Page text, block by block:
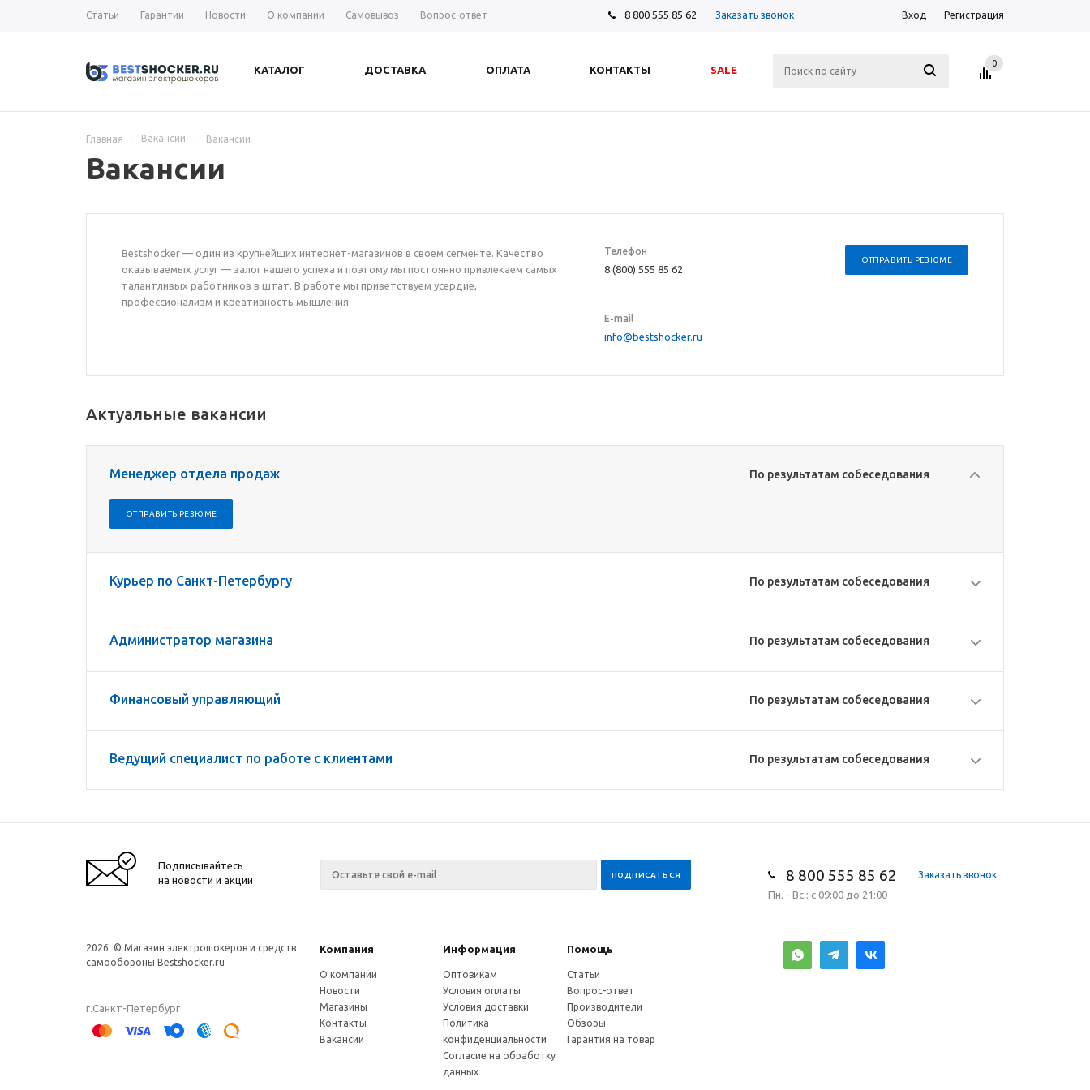
Статьи Гарантии Новости О компании Самовывоз Вопрос-ответ 8 800 555 85 62 Заказать звонок Вход Регистрация
КАТАЛОГ ДОСТАВКА ОПЛАТА КОНТАКТЫ SALE
0
Главная - Вакансии - Вакансии
Вакансии
Bestshocker — один из крупнейших интернет-магазинов в своем сегменте. Качество
оказываемых услуг — залог нашего успеха и поэтому мы постоянно привлекаем самых
талантливых работников в штат. В работе мы приветствуем усердие,
профессионализм и креативность мышления.
Телефон
8 (800) 555 85 62
E-mail
info@bestshocker.ru
ОТПРАВИТЬ РЕЗЮМЕ
Актуальные вакансии
Менеджер отдела продаж По результатам собеседования
ОТПРАВИТЬ РЕЗЮМЕ
Курьер по Санкт-Петербургу По результатам собеседования
Администратор магазина По результатам собеседования
Финансовый управляющий По результатам собеседования
Ведущий специалист по работе с клиентами По результатам собеседования
Подписывайтесь
на новости и акции
8 800 555 85 62 Заказать звонок
Пн. - Вс.: с 09:00 до 21:00
2026 © Магазин электрошокеров и средств
самообороны Bestshocker.ru
г.Санкт-Петербург
Компания Информация Помощь
О компании
Новости
Магазины
Контакты
Вакансии
Оптовикам
Условия оплаты
Условия доставки
Политика
конфиденциальности
Согласие на обработку
данных
Статьи
Вопрос-ответ
Производители
Обзоры
Гарантия на товар